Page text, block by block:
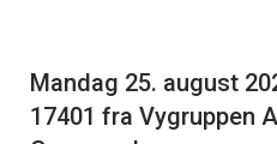
Mandag 25. august
17401 fra Vygruppen